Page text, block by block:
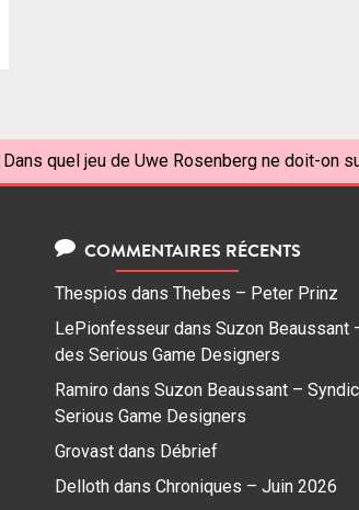
Dans quel jeu de Uwe Rosenberg ne doit-on
COMMENTAIRES RÉCENTS
Thespios dans Thebes – Peter Prinz
LePionfesseur dans Suzon Beaussant
des Serious Game Designers
Ramiro dans Suzon Beaussant –
Serious Game Designers
Grovast dans Débrief
Delloth dans Chroniques – Juin 2026